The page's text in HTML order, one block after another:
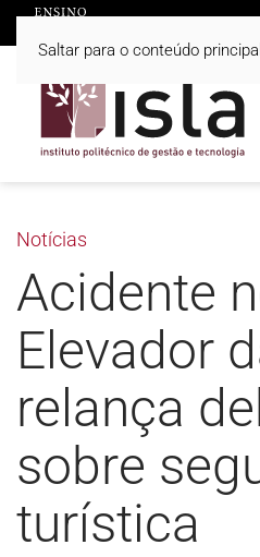
Saltar para o conteúdo principal
Notícias
Acidente
Elevador
relança
sobre
turística